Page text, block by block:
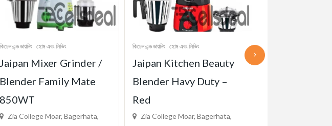
কিচেন এন্ড ডায়নিং হোম এবং লিভিং
Jaipan Mixer Grinder /
Blender Family Mate
850WT
Zia College Moar, Bagerhata,
কিচেন এন্ড ডায়নিং হোম এবং লিভিং
Jaipan Kitchen Beauty
Blender Havy Duty –
Red
Zia College Moar, Bagerhata,